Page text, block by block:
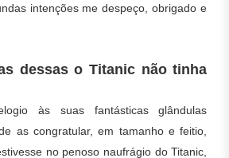
intenções me despeço, obrigado e
dessas o Titanic não tinha
às suas fantásticas glândulas
as congratular, em tamanho e feitio,
no penoso naufrágio do Titanic,